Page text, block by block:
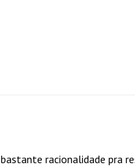
racionalidade pra